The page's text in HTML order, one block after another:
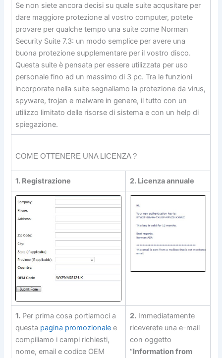
Se non siete ancora decisi su quale suite acqusitare per
dare maggiore protezione al vostro computer, potete
provare per qualche tempo una suite come Norman
Security Suite 7.3: un modo semplice per avere una
buona protezione supplementare per il vostro disco.
Questa suite è pensata per essere utilizzata per uso
personale fino ad un massimo di 3 pc. Tra le funzioni
incorporate nella suite segnaliamo la protezione da virus,
spyware, trojan e malware in genere, il tutto con un
utilizzo limitato delle risorse di sistema e con un help di
spiegazione.
COME OTTENERE UNA LICENZA ?
1. Registrazione 2. Licenza annuale
1. Per prima cosa portiamoci a
questa pagina promozionale e
compiliamo i campi richiesti,
nome, email e codice OEM
2. Immediatamente
riceverete una e-mail
con oggetto
“Information from